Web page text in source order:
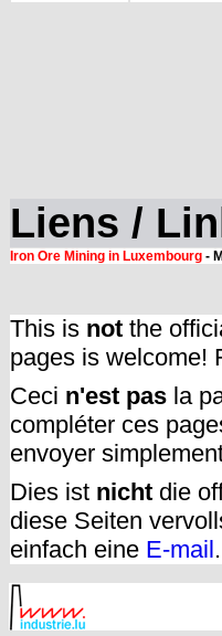
Liens /
Iron Ore Mining in Luxembourg -
This is not the
pages is welcome!
Ceci n'est pas la
compléter ces
envoyer
Dies ist nicht die
diese Seiten
einfach eine E-mail.